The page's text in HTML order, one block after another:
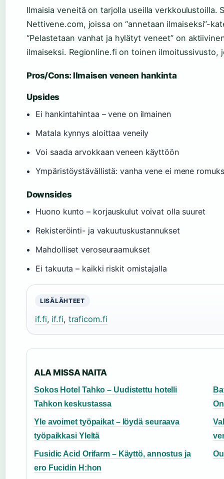
Ilmaisia veneitä on tarjolla useilla verkkoulustoilla.
Nettivene.com, joissa on “annetaan ilmaiseksi”-
“Pelastetaan vanhat ja hylätyt veneet” on
ilmaiseksi. Regionline.fi on toinen ilmoitussivusto,
Pros/Cons: Ilmaisen veneen hankinta
Upsides
Ei hankintahintaa – vene on ilmainen
Matala kynnys aloittaa veneily
Voi saada arvokkaan veneen käyttöön
Ympäristöystävällistä: vanha vene ei mene
Downsides
Huono kunto – korjauskulut voivat olla suuret
Rekisteröinti- ja vakuutuskustannukset
Mahdolliset veroseuraamukset
Ei takuuta – kaikki riskit omistajalla
LISÄLÄHTEET
if.fi, if.fi, traficom.fi
ALA MISSA NAITA
Sokos Hotel Tahko – Uudistettu hotelli
Tahkon keskustassa
Yle avoimet työpaikat – löydä seuraava
työpaikkasi Yleltä
Fusidic Acid Orifarm – Käyttö, annostus ja
ero Fucidin H:hon